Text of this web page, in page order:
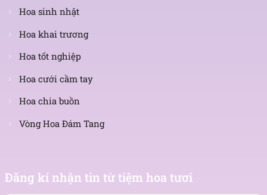
Hoa sinh nhật
Hoa khai trương
Hoa tốt nghiệp
Hoa cưới cầm tay
Hoa chia buồn
Vòng Hoa Đám Tang
Đăng kí nhận tin từ tiệm hoa tươi
tin
mới